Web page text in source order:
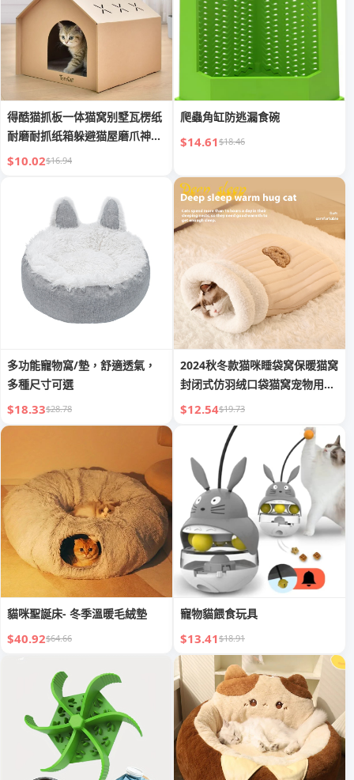
得酷猫抓板一体猫窝别墅瓦楞纸
耐磨耐抓纸箱躲避猫屋磨爪神器
玩具
$10.02$16.94
爬蟲角缸防逃漏食碗
$14.61$18.46
多功能寵物窩/墊，舒適透氣，
多種尺寸可選
$18.33$28.78
2024秋冬款猫咪睡袋窝保暖猫窝
封闭式仿羽绒口袋猫窝宠物用品
跨境
$12.54$19.73
貓咪聖誕床- 冬季溫暖毛絨墊
$40.92$64.66
寵物貓餵食玩具
$13.41$18.91